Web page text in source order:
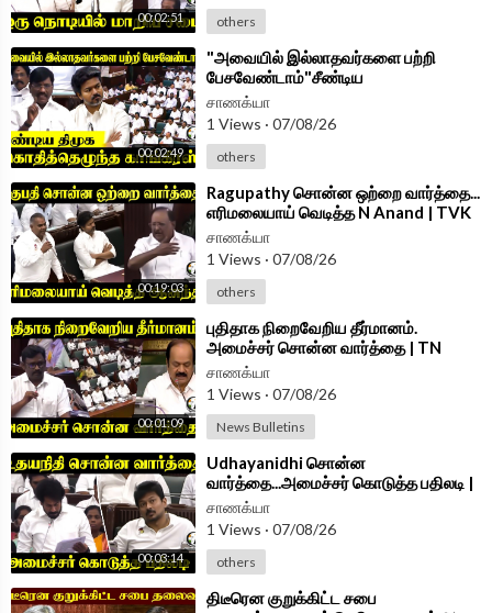
00:02:51 others
00:02:49
⁣"அவையில் இல்லாதவர்களை பற்றி
பேசவேண்டாம்"சீண்டிய
DMK;கொதித்தெழுந்த Congress | TN
Assembly 2026
சாணக்யா
1 Views · 07/08/26
others
00:19:03
⁣Ragupathy சொன்ன ஒற்றை வார்த்தை...
எரிமலையாய் வெடித்த N Anand | TVK
Govt | DMK | Assembly 2026
சாணக்யா
1 Views · 07/08/26
others
00:01:09
⁣புதிதாக நிறைவேறிய தீர்மானம்.
அமைச்சர் சொன்ன வார்த்தை | TN
Assembly 2026 | DMK | TVK
சாணக்யா
1 Views · 07/08/26
News Bulletins
00:03:14
⁣Udhayanidhi சொன்ன
வார்த்தை...அமைச்சர் கொடுத்த பதிலடி |
Minister Vinoth Speech TN
Assembly 2026
சாணக்யா
1 Views · 07/08/26
others
⁣திடீரென குறுக்கிட்ட சபை